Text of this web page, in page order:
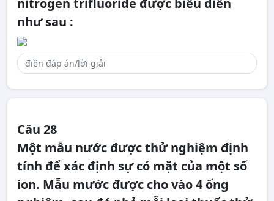
nitrogen trifluoride được biểu diễn
như sau :
Câu 28
Một mẫu nước được thử nghiệm định
tính để xác định sự có mặt của một số
ion. Mẫu mước được cho vào 4 ống